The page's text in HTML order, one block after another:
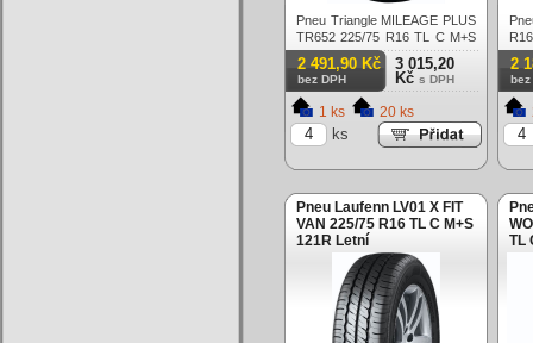
Pneu Triangle MILEAGE PLUS
TR652 225/75 R16 TL C M+S
116Q Letní
2 491,90 Kč
bez DPH
3 015,20
Kč s DPH
1 ks 20 ks
ks
2
bez
Pneu Laufenn LV01 X FIT
VAN 225/75 R16 TL C M+S
121R Letní
TL